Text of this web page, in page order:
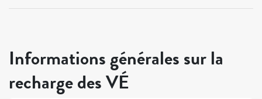
Informations générales sur la
recharge des VÉ